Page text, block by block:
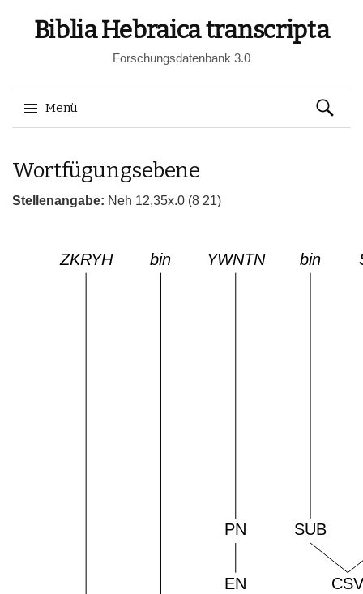
Biblia Hebraica transcripta
Forschungsdatenbank 3.0
Menü
zum
Suchen
nach:
Wortfügungsebene
Stellenangabe: Neh 12,35x.0 (8 21)